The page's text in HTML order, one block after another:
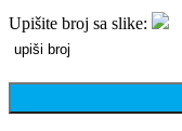
Upišite broj sa slike: